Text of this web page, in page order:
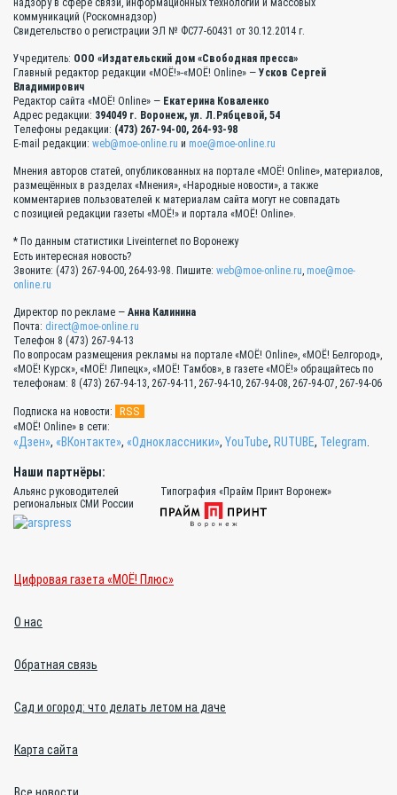
коммуникаций (Роскомнадзор)
Свидетельство о регистрации ЭЛ № ФС77-60431 от 30.12.2014 г.
Учредитель: ООО «Издательский дом «Свободная пресса»
Главный редактор редакции «МОЁ!»-«МОЁ! Online» — Усков Сергей
Владимирович
Редактор сайта «МОЁ! Online» — Екатерина Коваленко
Адрес редакции: 394049 г. Воронеж, ул. Л.Рябцевой, 54
Телефоны редакции: (473) 267-94-00, 264-93-98
E-mail редакции: web@moe-online.ru и moe@moe-online.ru
Мнения авторов статей, опубликованных на портале «МОЁ! Online», материалов,
размещённых в разделах «Мнения», «Народные новости», а также
комментариев пользователей к материалам сайта могут не совпадать
с позицией редакции газеты «МОЁ!» и портала «МОЁ! Online».
* По данным статистики Liveinternet по Воронежу
Есть интересная новость?
Звоните: (473) 267-94-00, 264-93-98. Пишите: web@moe-online.ru moe@moe-
online.ru
Директор по рекламе — Анна Калинина
Почта: direct@moe-online.ru
Телефон 8 (473) 267-94-13
По вопросам размещения рекламы на портале «МОЁ! Online», «МОЁ! Белгород»,
«МОЁ! Курск», «МОЁ! Липецк», «МОЁ! Тамбов», в газете «МОЁ!» обращайтесь по
телефонам: 8 (473) 267-94-13, 267-94-11, 267-94-10, 267-94-08, 267-94-07, 267-94-06
Подписка на новости: RSS
«МОЁ! Online» в сети:
«Дзен», «ВКонтакте», «Одноклассники», YouTube, RUTUBE, Telegram
Наши партнёры:
Альянс руководителей
региональных СМИ России
Типография «Прайм Принт Воронеж»
Цифровая газета «МОЁ! Плюс»
О нас
Обратная связь
Сад и огород: что делать летом на даче
Карта сайта
Все новости